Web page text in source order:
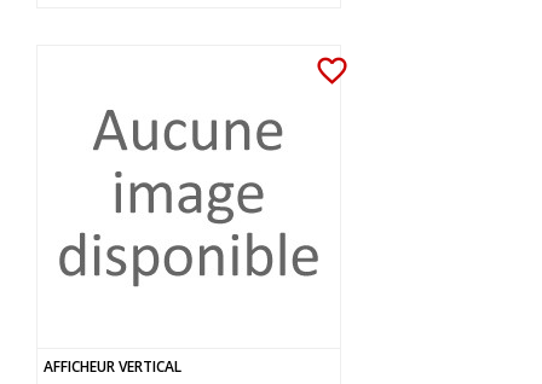
favorite_border
AFFICHEUR VERTICAL